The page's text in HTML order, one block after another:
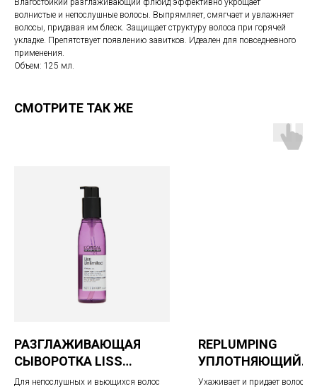
волнистые и непослушные волосы. Выпрямляет, смягчает и увлажняет
волосы, придавая им блеск. Защищает структуру волоса при горячей
укладке. Препятствует появлению завитков. Идеален для повседневного
применения.
Объем: 125 мл.
СМОТРИТЕ ТАК ЖЕ
РАЗГЛАЖИВАЮЩАЯ
СЫВОРОТКА LISS
UNLIMITED
Для непослушных и вьющихся волос
REPLUMPING
УПЛОТНЯЮЩИЙ
КОНДИЦИОНЕР
Ухаживает и придает волосам